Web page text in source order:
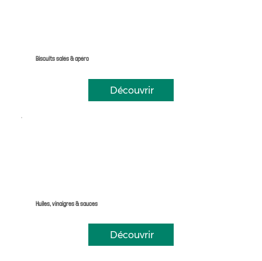
Biscuits salés & apéro
Découvrir
Huiles, vinaigres & sauces
Découvrir